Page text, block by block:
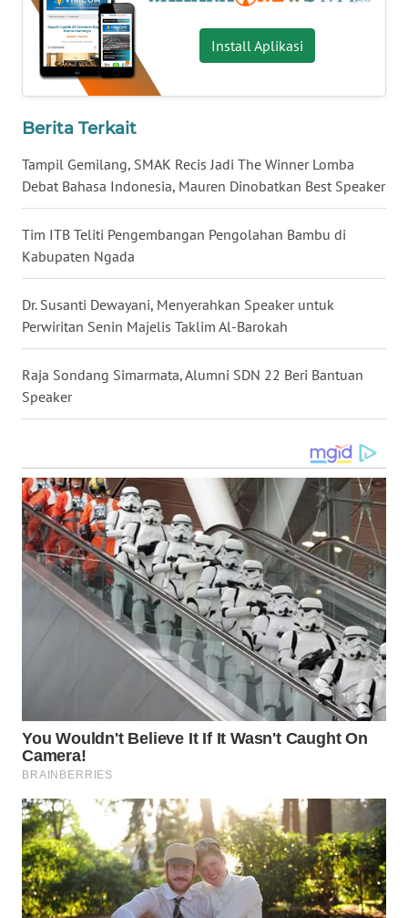
Install Aplikasi
Berita Terkait
Tampil Gemilang, SMAK Recis Jadi The Winner Lomba
Debat Bahasa Indonesia, Mauren Dinobatkan Best Speaker
Tim ITB Teliti Pengembangan Pengolahan Bambu di
Kabupaten Ngada
Dr. Susanti Dewayani, Menyerahkan Speaker untuk
Perwiritan Senin Majelis Taklim Al-Barokah
Raja Sondang Simarmata, Alumni SDN 22 Beri Bantuan
Speaker
WN
JATENG
WN
NUSANTARA
WN
JOGJA
WN
WN
WN
KALBAR
KALTENG
WN
KALTARA
WN
KALSEL
WN
SULSEL
GORONTALO
WN
SULUT